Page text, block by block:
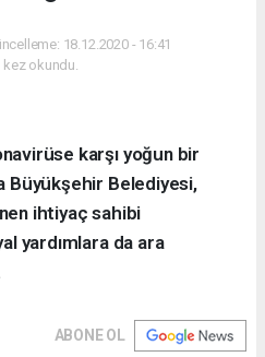
18.12.2020 - 16:41
kez okundu.
karşı yoğun bir
Büyükşehir Belediyesi,
ihtiyaç sahibi
yardımlara da ara
ABONE OL